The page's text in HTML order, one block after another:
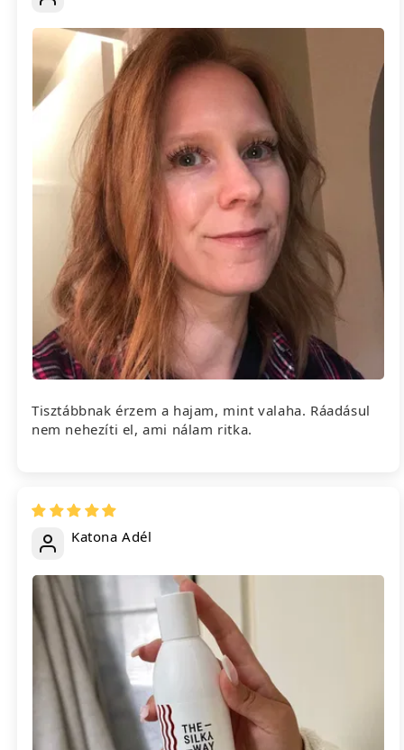
Tisztábbnak érzem a hajam, mint valaha. Ráadásul
nem nehezíti el, ami nálam ritka.
Katona Adél